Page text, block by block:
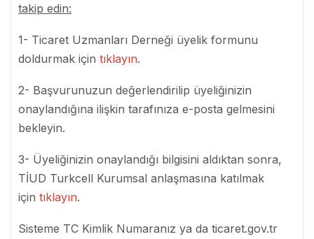
takip edin:
1- Ticaret Uzmanları Derneği üyelik formunu
doldurmak için tıklayın.
2- Başvurunuzun değerlendirilip üyeliğinizin
onaylandığına ilişkin tarafınıza e-posta gelmesini
bekleyin.
3- Üyeliğinizin onaylandığı bilgisini aldıktan sonra,
TİUD Turkcell Kurumsal anlaşmasına katılmak
için tıklayın.
Sisteme TC Kimlik Numaranız ya da ticaret.gov.tr